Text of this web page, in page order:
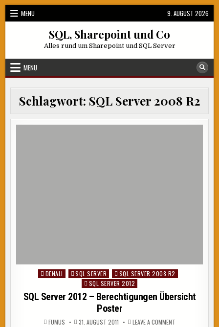
Skip
MENU 9. AUGUST 2026
SQL, Sharepoint und Co
Alles rund um Sharepoint und SQL Server
MENU
Schlagwort: SQL Server 2008 R2
Posted
DENALI SQL SERVER
SQL SERVER 2008 R2
SQL SERVER 2012
SQL Server 2012 – Berechtigungen Übersicht
Poster
FUMUS 31. AUGUST 2011 LEAVE A COMMENT